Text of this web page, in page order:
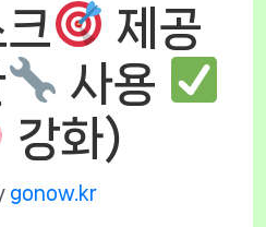
제공
사용
강화)
gonow.kr